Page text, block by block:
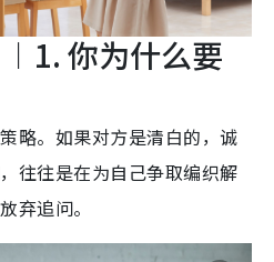
你为什么要
略。如果对方是清白的，诚
往往是在为自己争取编织解
弃追问。